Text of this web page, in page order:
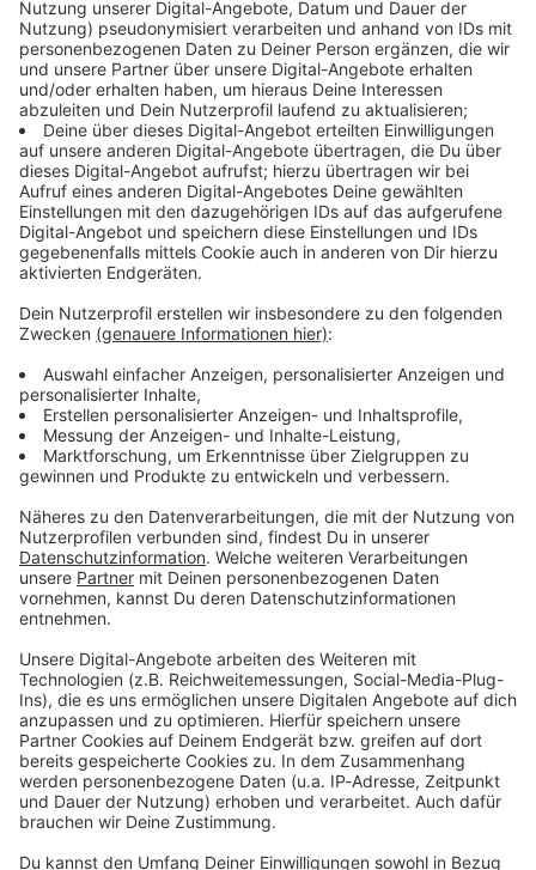
Immer auf dem Laufenden
bleiben!
Verpass' nichts mehr - mit unserem kostenlosen
ANTENNE BAYERN Newsletter. Ob Nachrichten,
Lifestyle oder unsere neuesten Aktionen - wir
informieren dich.
Zum Newsletter anmelden
Du möchtest uns etwas sagen?
Studio Hotline
Kontaktformular
Sprachnachricht